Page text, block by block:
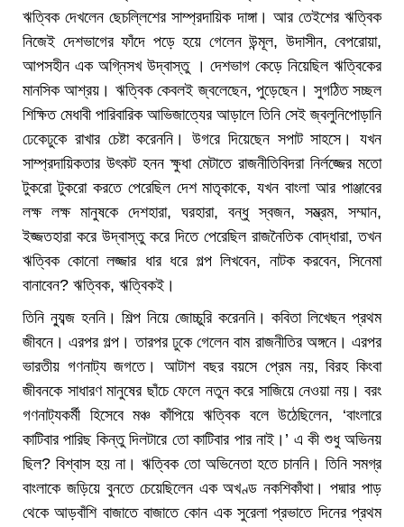
ঋত্বিক দেখলেন ছেচল্লিশের সাম্প্রদায়িক দাঙ্গা। আর তেইশের ঋত্বিক
নিজেই দেশভাগের ফাঁদে পড়ে হয়ে গেলেন উন্মূল, উদাসীন, বেপরোয়া,
আপসহীন এক অগ্নিসখ উদ্বাস্তু । দেশভাগ কেড়ে নিয়েছিল ঋত্বিকের
মানসিক আশ্রয়। ঋত্বিক কেবলই জ্বলেছেন, পুড়েছেন। সুগঠিত সচ্ছল
শিক্ষিত মেধাবী পারিবারিক আভিজাত্যের আড়ালে তিনি সেই জ্বলুনিপোড়ানি
ঢেকেঢুকে রাখার চেষ্টা করেননি। উগরে দিয়েছেন সপাট সাহসে। যখন
সাম্প্রদায়িকতার উৎকট হনন ক্ষুধা মেটাতে রাজনীতিবিদরা নির্লজ্জের মতো
টুকরো টুকরো করতে পেরেছিল দেশ মাতৃকাকে, যখন বাংলা আর পাঞ্জাবের
লক্ষ লক্ষ মানুষকে দেশহারা, ঘরহারা, বন্ধু স্বজন, সম্ভ্রম, সম্মান,
ইজ্জতহারা করে উদ্বাস্তু করে দিতে পেরেছিল রাজনৈতিক বোদ্ধারা, তখন
ঋত্বিক কোনো লজ্জার ধার ধরে গল্প লিখবেন, নাটক করবেন, সিনেমা
বানাবেন? ঋত্বিক, ঋত্বিকই।
তিনি ন্যুব্জ হননি। শিল্প নিয়ে জোচ্চুরি করেননি। কবিতা লিখেছন প্রথম
জীবনে। এরপর গল্প। তারপর ঢুকে গেলেন বাম রাজনীতির অঙ্গনে। এরপর
ভারতীয় গণনাট্য জগতে। আটাশ বছর বয়সে প্রেম নয়, বিরহ কিংবা
জীবনকে সাধারণ মানুষের ছাঁচে ফেলে নতুন করে সাজিয়ে নেওয়া নয়। বরং
গণনাট্যকর্মী হিসেবে মঞ্চ কাঁপিয়ে ঋত্বিক বলে উঠেছিলেন, ‘বাংলারে
কাটিবার পারিছ কিন্তু দিলটারে তো কাটিবার পার নাই।’ এ কী শুধু অভিনয়
ছিল? বিশ্বাস হয় না। ঋত্বিক তো অভিনেতা হতে চাননি। তিনি সমগ্র
বাংলাকে জড়িয়ে বুনতে চেয়েছিলেন এক অখণ্ড নকশিকাঁথা। পদ্মার পাড়
থেকে আড়বাঁশি বাজাতে বাজাতে কোন এক সুরেলা প্রভাতে দিনের প্রথম